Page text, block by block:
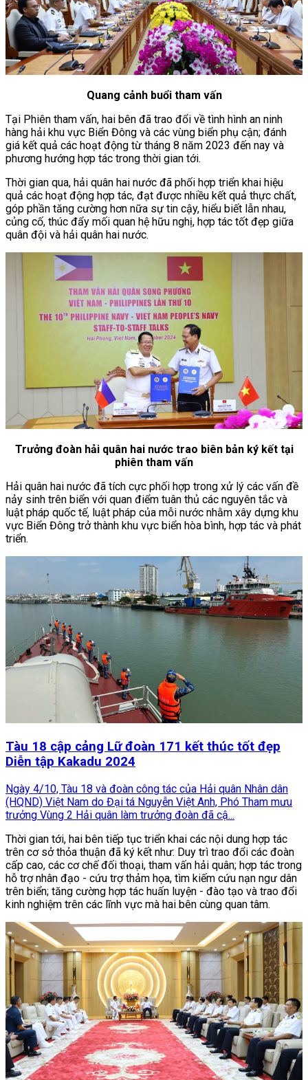
Quang cảnh buổi tham vấn
Tại Phiên tham vấn, hai bên đã trao đổi về tình hình an ninh
hàng hải khu vực Biển Đông và các vùng biển phụ cận; đánh
giá kết quả các hoạt động từ tháng 8 năm 2023 đến nay và
phương hướng hợp tác trong thời gian tới.
Thời gian qua, hải quân hai nước đã phối hợp triển khai hiệu
quả các hoạt động hợp tác, đạt được nhiều kết quả thực chất,
góp phần tăng cường hơn nữa sự tin cậy, hiểu biết lẫn nhau,
củng cố, thúc đẩy mối quan hệ hữu nghị, hợp tác tốt đẹp giữa
quân đội và hải quân hai nước.
Trưởng đoàn hải quân hai nước trao biên bản ký kết tại
phiên tham vấn
Hải quân hai nước đã tích cực phối hợp trong xử lý các vấn đề
nảy sinh trên biển với quan điểm tuân thủ các nguyên tắc và
luật pháp quốc tế, luật pháp của mỗi nước nhằm xây dựng khu
vực Biển Đông trở thành khu vực biển hòa bình, hợp tác và phát
triển.
Tàu 18 cập cảng Lữ đoàn 171 kết thúc tốt đẹp
Diễn tập Kakadu 2024
Ngày 4/10, Tàu 18 và đoàn công tác của Hải quân Nhân dân
(HQND) Việt Nam do Đại tá Nguyễn Việt Anh, Phó Tham mưu
trưởng Vùng 2 Hải quân làm trưởng đoàn đã cậ...
Thời gian tới, hai bên tiếp tục triển khai các nội dung hợp tác
trên cơ sở thỏa thuận đã ký kết như: Duy trì trao đổi các đoàn
cấp cao, các cơ chế đối thoại, tham vấn hải quân; hợp tác trong
hỗ trợ nhân đạo - cứu trợ thảm họa, tìm kiếm cứu nạn ngư dân
trên biển; tăng cường hợp tác huấn luyện - đào tạo và trao đổi
kinh nghiệm trên các lĩnh vực mà hai bên cùng quan tâm.